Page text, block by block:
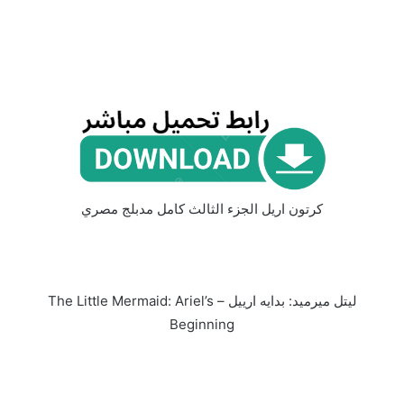
كرتون اريل الجزء الثالث كامل مدبلج مصري
ليتل ميرميد: بدايه ارييل – The Little Mermaid: Ariel’s
Beginning